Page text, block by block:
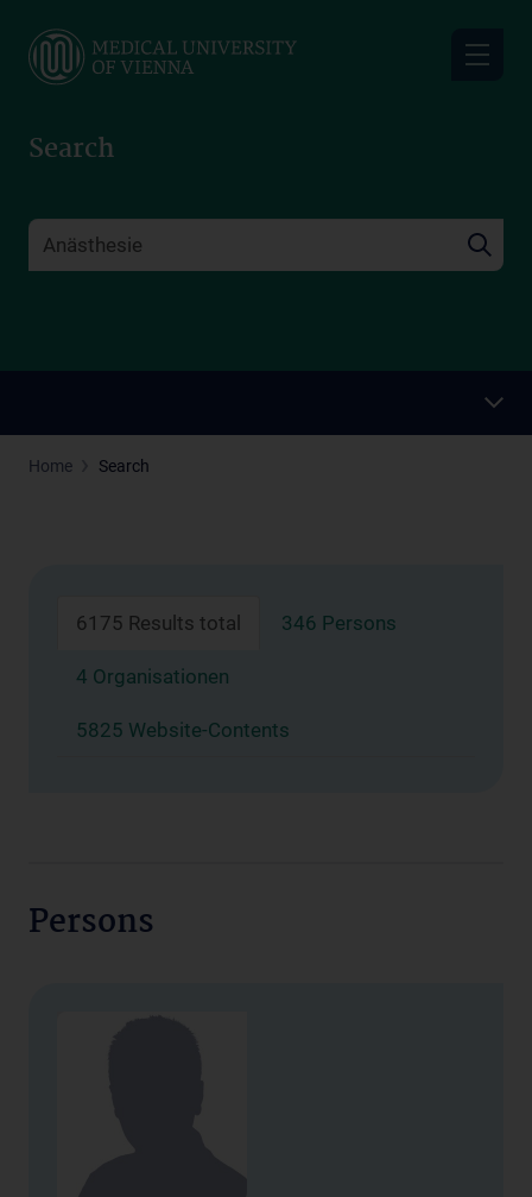
main
Search
Home Search
6175 Results total 346 Persons
4 Organisationen
5825 Website-Contents
Persons